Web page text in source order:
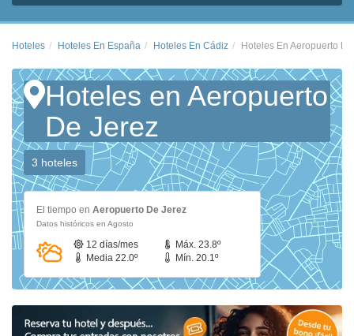
Hoteles Hoteles En España Hoteles En Cádiz Hoteles En Aeropuerto
Hoteles en Aeropuerto
De Jerez
3 hoteles
El tiempo en Aeropuerto De Jerez
Datos históricos en Agosto
12 días/mes
Máx. 23.8º
Media 22.0º
Mín. 20.1º